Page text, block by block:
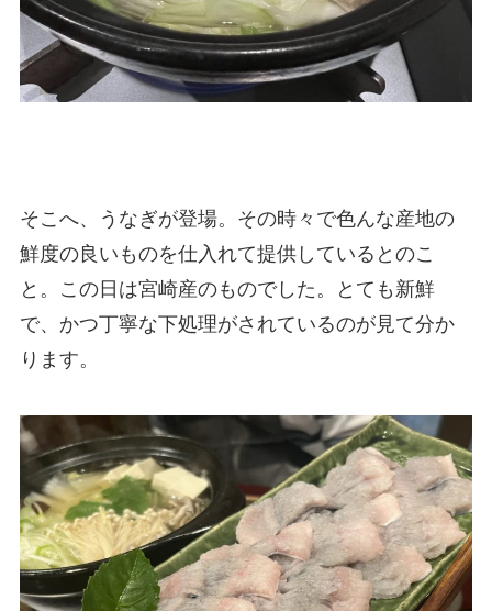
そこへ、うなぎが登場。その時々で色んな産地の
鮮度の良いものを仕入れて提供しているとのこ
と。この日は宮崎産のものでした。とても新鮮
で、かつ丁寧な下処理がされているのが見て分か
ります。